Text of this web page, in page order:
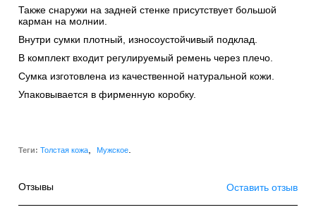
Также снаружи на задней стенке присутствует большой
карман на молнии.
Внутри сумки плотный, износоустойчивый подклад.
В комплект входит регулируемый ремень через плечо.
Сумка изготовлена из качественной натуральной кожи.
Упаковывается в фирменную коробку.
Теги: Толстая кожа Мужское.
Отзывы Оставить отзыв